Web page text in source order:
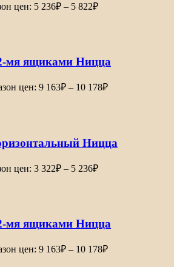
цен: 5 236₽ – 5 822₽
мя ящиками Ницца
цен: 9 163₽ – 10 178₽
Ницца
цен: 3 322₽ – 5 236₽
мя ящиками Ницца
цен: 9 163₽ – 10 178₽